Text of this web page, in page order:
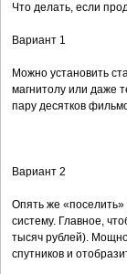
Что делать, если
Вариант 1
Можно установить
магнитолу или даже
пару десятков
Вариант 2
Опять же «поселить»
систему. Главное,
тысяч рублей).
спутников и